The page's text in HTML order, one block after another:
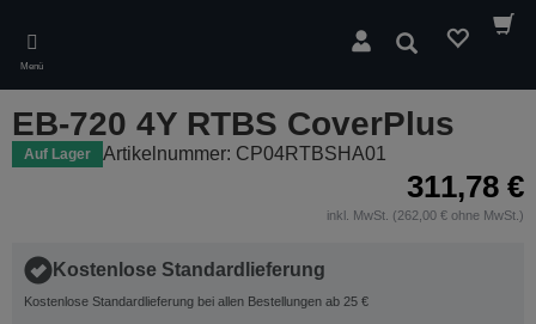
main
content
Menü
Suchen
EB-720 4Y RTBS CoverPlus
Auf Lager Artikelnummer: CP04RTBSHA01
311,78 €
inkl. MwSt. (262,00 € ohne MwSt.)
Kostenlose Standardlieferung
Kostenlose Standardlieferung bei allen Bestellungen ab 25 €